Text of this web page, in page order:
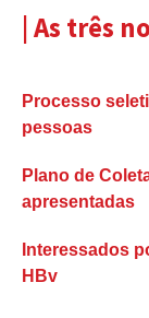
| As três
Processo
pessoas
Plano de
apresentadas
Interessados
HBv